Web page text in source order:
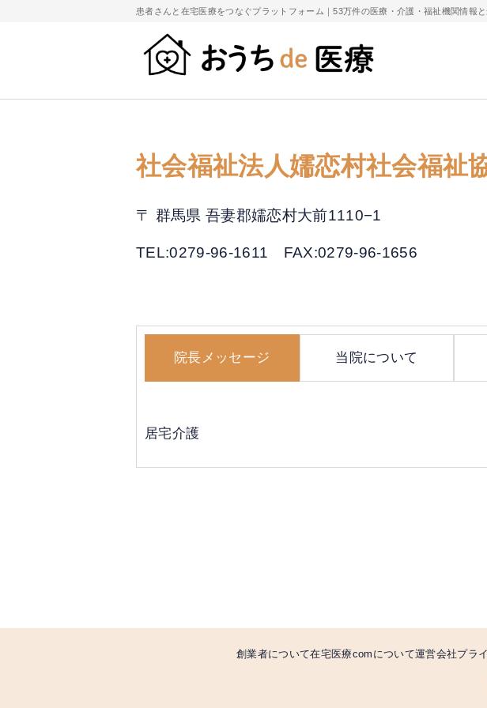
患者さんと在宅医療をつなぐプラットフォーム｜53万件の医療・介護・福祉機関情報
社会福祉法人嬬恋村社会福祉
〒 群馬県 吾妻郡嬬恋村大前1110−1
TEL:0279-96-1611 FAX:0279-96-1656
院長メッセージ 当院について
居宅介護
創業者について在宅医療comについて運営会社プラ